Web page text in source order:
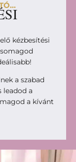
kézbesítési
a szabad
leadod a
a kívánt